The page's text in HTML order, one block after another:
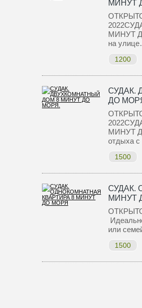
МИНУТ
МИНУТ
на
1200
СУДАК.
ДО
МИНУТ
отдыха
1500
СУДАК.
МИНУТ
или
1500